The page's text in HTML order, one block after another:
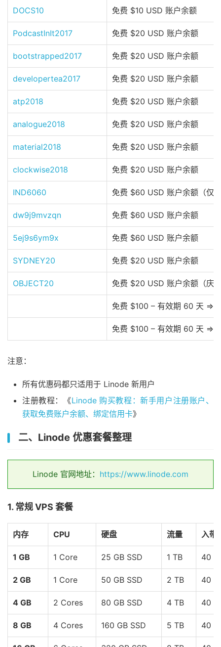
DOCS10 免费 $10 USD 账户余额
PodcastInIt2017 免费 $20 USD 账户余额
bootstrapped2017 免费 $20 USD 账户余额
developertea2017 免费 $20 USD 账户余额
atp2018 免费 $20 USD 账户余额
analogue2018 免费 $20 USD 账户余额
material2018 免费 $20 USD 账户余额
clockwise2018 免费 $20 USD 账户余额
IND6060 免费 $60 USD 账户余额（仅
dw9j9mvzqn 免费 $60 USD 账户余额
5ej9s6ym9x 免费 $60 USD 账户余额
SYDNEY20 免费 $20 USD 账户余额
OBJECT20 免费 $20 USD 账户余额（庆
免费 $100 – 有效期 60 天 =>
免费 $100 – 有效期 60 天 =>
注意：
所有优惠码都只适用于 Linode 新用户
注册教程：《Linode 购买教程：新手用户注册账户、
获取免费账户余额、绑定信用卡》
二、Linode 优惠套餐整理
Linode 官网地址： https://www.linode.com
1. 常规 VPS 套餐
内存 CPU 硬盘 流量 入带
1 GB 1 Core 25 GB SSD 1 TB 40
2 GB 1 Core 50 GB SSD 2 TB 40
4 GB 2 Cores 80 GB SSD 4 TB 40
8 GB 4 Cores 160 GB SSD 5 TB 40